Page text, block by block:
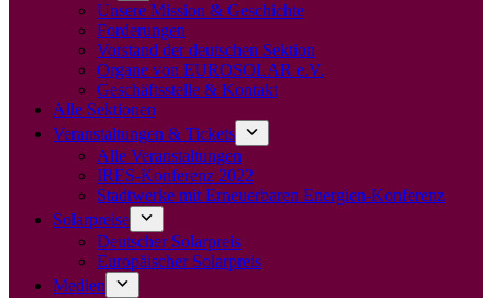
Unsere Mission & Geschichte
Forderungen
Vorstand der deutschen Sektion
Organe von EUROSOLAR e.V.
Geschäftsstelle & Kontakt
Alle Sektionen
Veranstaltungen & Tickets
Alle Veranstaltungen
IRES-Konferenz 2022
Stadtwerke mit Erneuerbaren Energien-Konferenz
Solarpreise
Deutscher Solarpreis
Europäischer Solarpreis
Medien